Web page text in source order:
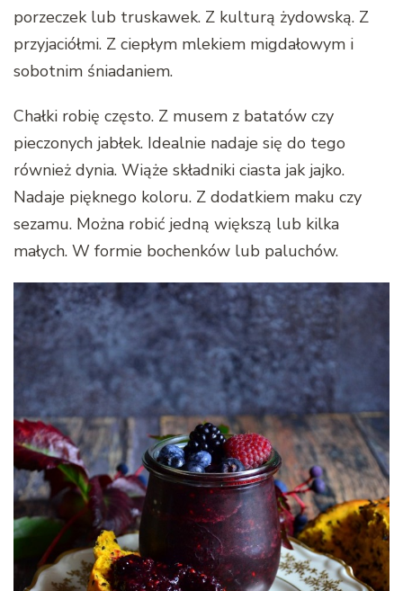
porzeczek lub truskawek. Z kulturą żydowską. Z
przyjaciółmi. Z ciepłym mlekiem migdałowym i
sobotnim śniadaniem.
Chałki robię często. Z musem z batatów czy
pieczonych jabłek. Idealnie nadaje się do tego
również dynia. Wiąże składniki ciasta jak jajko.
Nadaje pięknego koloru. Z dodatkiem maku czy
sezamu. Można robić jedną większą lub kilka
małych. W formie bochenków lub paluchów.